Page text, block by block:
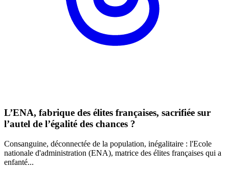
L’ENA, fabrique des élites françaises, sacrifiée sur
l’autel de l’égalité des chances ?
Consanguine, déconnectée de la population, inégalitaire : l'Ecole
nationale d'administration (ENA), matrice des élites françaises qui a
enfanté...